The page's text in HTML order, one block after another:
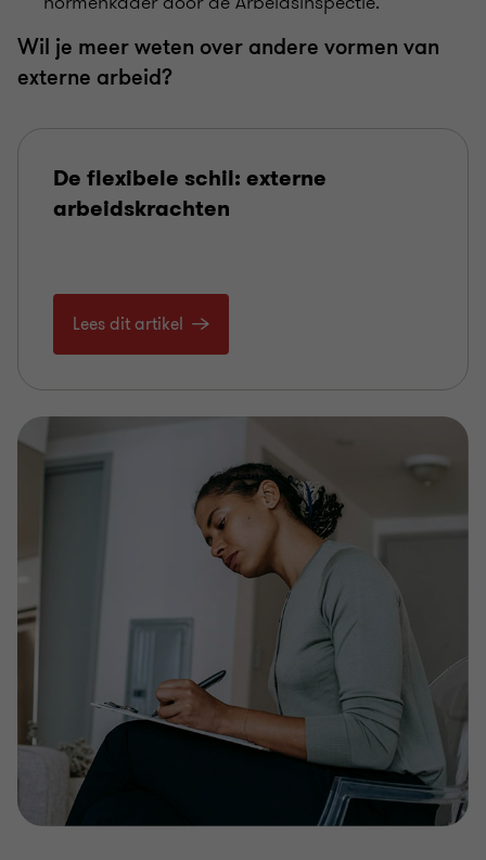
Wil je meer weten over andere vormen van
externe arbeid?
De flexibele schil: externe
arbeidskrachten
Lees dit artikel